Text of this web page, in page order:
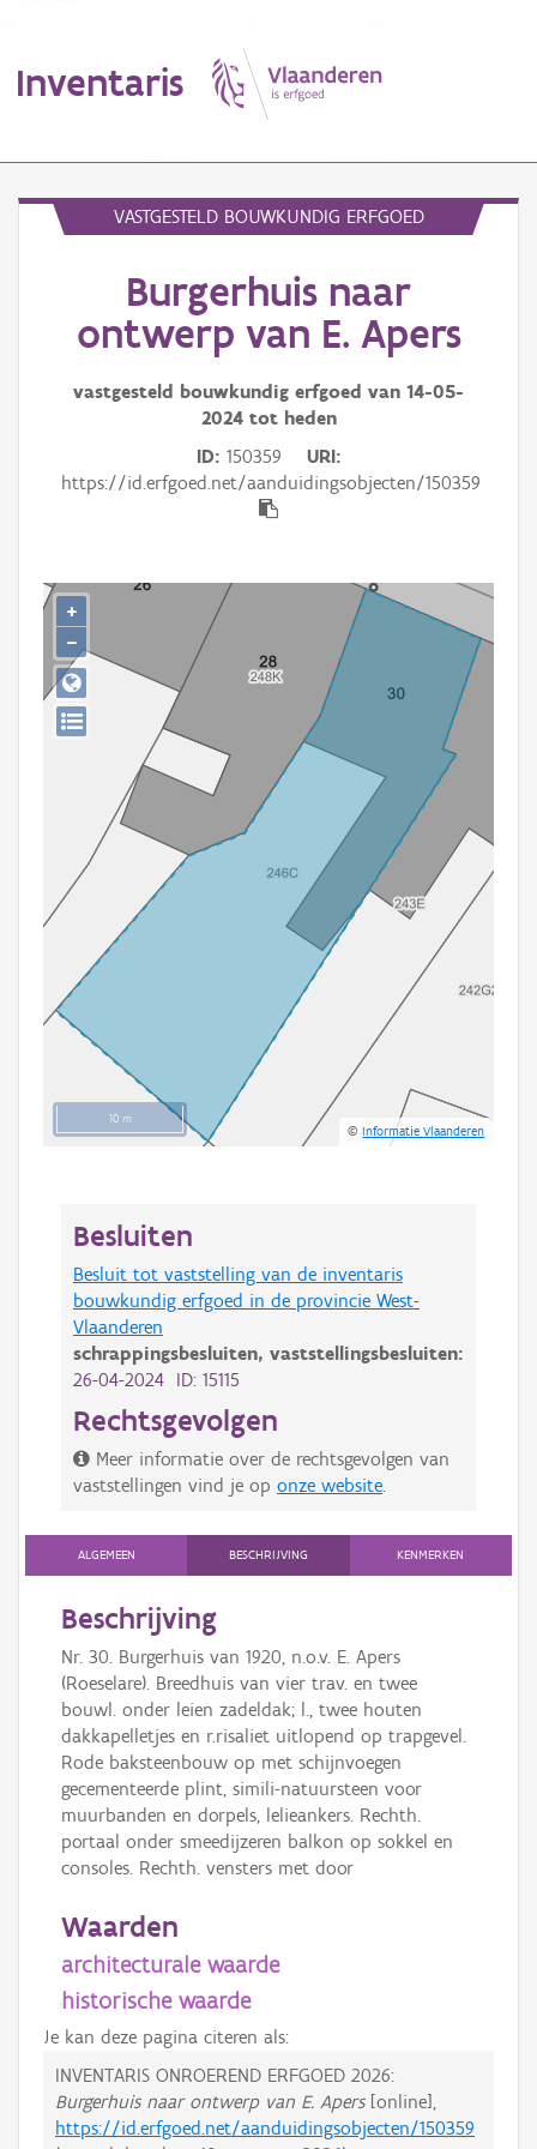
Inventaris
Aanduidingsobject
Waarneming
Gebeurtenis
Downloads
Hergebruik
Aanmelden
VASTGESTELD BOUWKUNDIG ERFGOED
Burgerhuis naar
ontwerp van E. Apers
vastgesteld bouwkundig erfgoed van 14-05-
2024tot heden
ID 150359
URI
https://id.erfgoed.net/aanduidingsobjecten/150359
10 m
©Informatie Vlaanderen
+
−
Besluiten
Besluit tot vaststelling van de inventaris
bouwkundig erfgoed in de provincie West-
Vlaanderen
schrappingsbesluiten, vaststellingsbesluiten:
26-04-2024 ID: 15115
Rechtsgevolgen
Meer informatie over de rechtsgevolgen van
vaststellingen vind je op onze website
ALGEMEEN BESCHRIJVING KENMERKEN
Beschrijving
Nr. 30. Burgerhuis van 1920, n.o.v. E. Apers
(Roeselare). Breedhuis van vier trav. en twee
bouwl. onder leien zadeldak; l., twee houten
dakkapelletjes en r.risaliet uitlopend op trapgevel.
Rode baksteenbouw op met schijnvoegen
gecementeerde plint, simili-natuursteen voor
muurbanden en dorpels, lelieankers. Rechth.
portaal onder smeedijzeren balkon op sokkel en
consoles. Rechth. vensters met door
Waarden
architecturale waarde
historische waarde
Je kan deze pagina citeren als:
INVENTARIS ONROEREND ERFGOED 2026:
Burgerhuis naar ontwerp van E. Apers[online],
https://id.erfgoed.net/aanduidingsobjecten/150359